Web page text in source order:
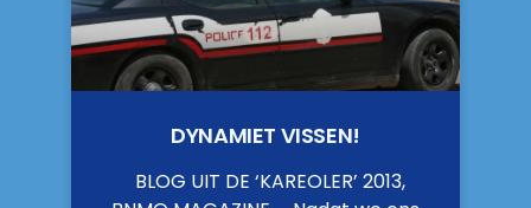
DYNAMIET VISSEN!
BLOG UIT DE ‘KAREOLER’ 2013,